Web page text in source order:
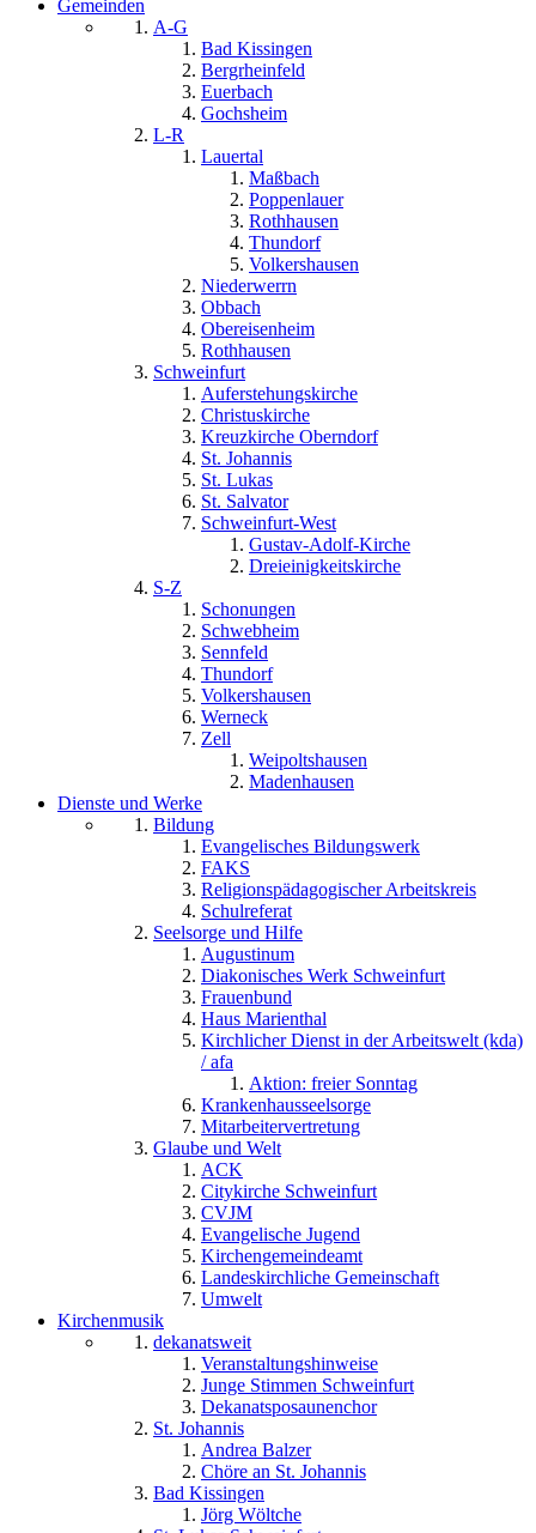
Gemeinden
A-G
Bad Kissingen
Bergrheinfeld
Euerbach
Gochsheim
L-R
Lauertal
Maßbach
Poppenlauer
Rothhausen
Thundorf
Volkershausen
Niederwerrn
Obbach
Obereisenheim
Rothhausen
Schweinfurt
Auferstehungskirche
Christuskirche
Kreuzkirche Oberndorf
St. Johannis
St. Lukas
St. Salvator
Schweinfurt-West
Gustav-Adolf-Kirche
Dreieinigkeitskirche
S-Z
Schonungen
Schwebheim
Sennfeld
Thundorf
Volkershausen
Werneck
Zell
Weipoltshausen
Madenhausen
Dienste und Werke
Bildung
Evangelisches Bildungswerk
FAKS
Religionspädagogischer Arbeitskreis
Schulreferat
Seelsorge und Hilfe
Augustinum
Diakonisches Werk Schweinfurt
Frauenbund
Haus Marienthal
Kirchlicher Dienst in der Arbeitswelt (kda)
/ afa
Aktion: freier Sonntag
Krankenhausseelsorge
Mitarbeitervertretung
Glaube und Welt
ACK
Citykirche Schweinfurt
CVJM
Evangelische Jugend
Kirchengemeindeamt
Landeskirchliche Gemeinschaft
Umwelt
Kirchenmusik
dekanatsweit
Veranstaltungshinweise
Junge Stimmen Schweinfurt
Dekanatsposaunenchor
St. Johannis
Andrea Balzer
Chöre an St. Johannis
Bad Kissingen
Jörg Wöltche